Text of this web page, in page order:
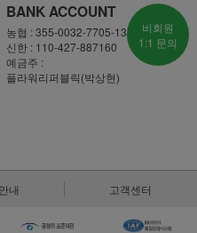
BANK ACCOUNT
농협 : 355-0032-7705-13
신한 : 110-427-887160
예금주 :
플라워리퍼블릭(박상현)
비회원
1:1 문의
내 고객센터